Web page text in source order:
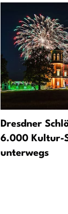
Dresdner
6.000 Kultur-
unterwegs